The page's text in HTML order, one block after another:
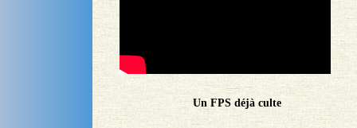
Un FPS déjà culte